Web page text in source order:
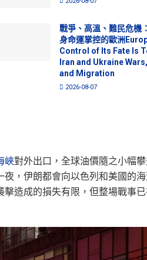
戰爭、高溫、難民危機
身命運掌控的歐洲
Control of Its Fate Is
Iran and Ukraine
and Migration
2026-08-07
峽對外出口，全球油價隨之小幅
，伊朗都會向以色列和美國的
造成的損失有限，但整場戰事已